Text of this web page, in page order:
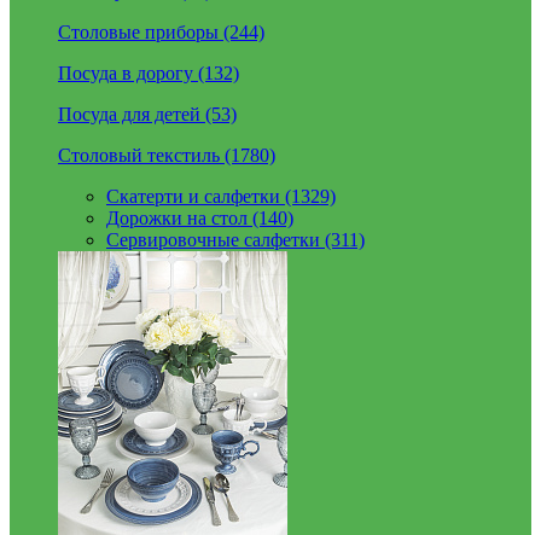
Столовые приборы (244)
Посуда в дорогу (132)
Посуда для детей (53)
Столовый текстиль (1780)
Скатерти и салфетки (1329)
Дорожки на стол (140)
Сервировочные салфетки (311)